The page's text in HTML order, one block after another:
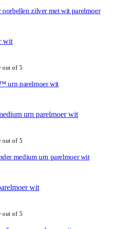
zilver met wit parelmoer
out of 5
urn parelmoer wit
out of 5
medium urn parelmoer wit
out of 5